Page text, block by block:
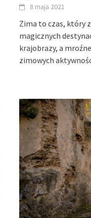
8 maja 2021
Zima to czas, który
magicznych
krajobrazy, a
zimowych